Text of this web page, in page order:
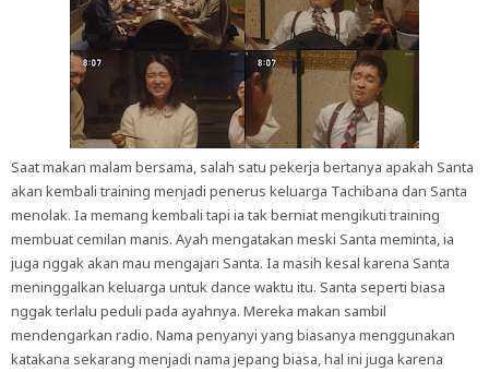
Saat makan malam bersama, salah satu pekerja bertanya apakah Santa
akan kembali training menjadi penerus keluarga Tachibana dan Santa
menolak. Ia memang kembali tapi ia tak berniat mengikuti training
membuat cemilan manis. Ayah mengatakan meski Santa meminta, ia
juga nggak akan mau mengajari Santa. Ia masih kesal karena Santa
meninggalkan keluarga untuk dance waktu itu. Santa seperti biasa
nggak terlalu peduli pada ayahnya. Mereka makan sambil
mendengarkan radio. Nama penyanyi yang biasanya menggunakan
katakana sekarang menjadi nama jepang biasa, hal ini juga karena